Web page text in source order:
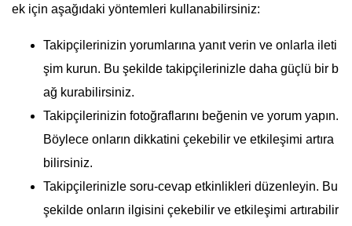
ek için aşağıdaki yöntemleri kullanabilirsiniz:
Takipçilerinizin yorumlarına yanıt verin ve onlarla ileti
şim kurun. Bu şekilde takipçilerinizle daha güçlü bir b
ağ kurabilirsiniz.
Takipçilerinizin fotoğraflarını beğenin ve yorum yapın.
Böylece onların dikkatini çekebilir ve etkileşimi artıra
bilirsiniz.
Takipçilerinizle soru-cevap etkinlikleri düzenleyin. Bu
şekilde onların ilgisini çekebilir ve etkileşimi artırabilir